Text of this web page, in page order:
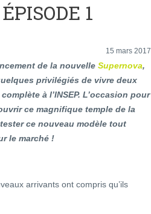
1
15 mars 2017
de la nouvelle Supernova,
privilégiés de vivre deux
à l’INSEP. L’occasion pour
ce magnifique temple de la
ce nouveau modèle tout
le marché !
arrivants ont compris qu’ils